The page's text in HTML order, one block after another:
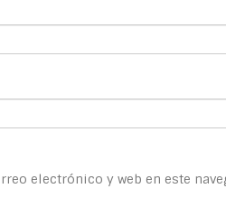
electrónico y web en este